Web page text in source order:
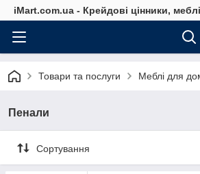
iMart.com.ua - Крейдові цінники,
Товари та послуги Меблі для
Пенали
Сортування